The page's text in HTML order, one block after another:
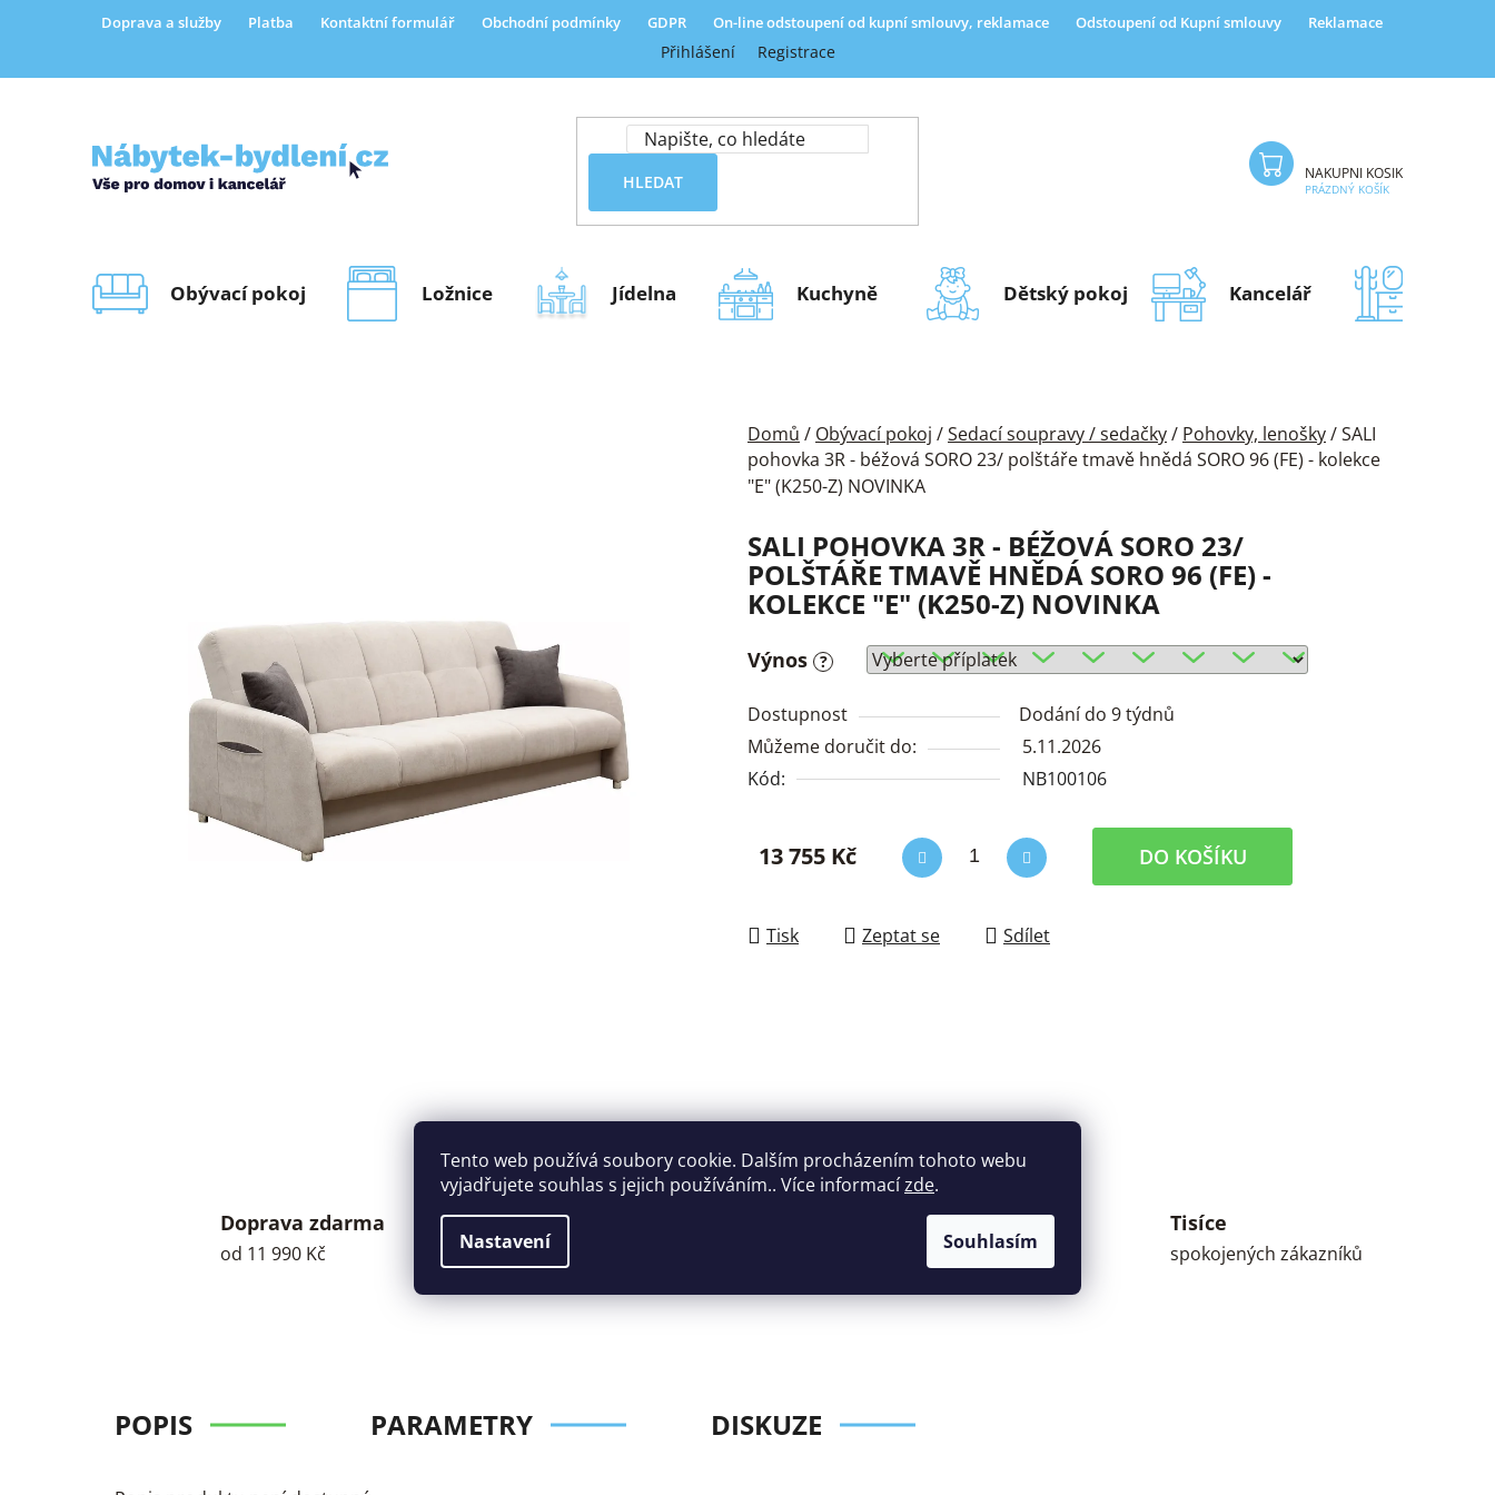
Tento web používá soubory cookie. Dalším procházením tohoto webu
vyjadřujete souhlas s jejich používáním.. Více informacízde.
Nastavení Souhlasím
Doprava a služby Platba Kontaktní formulář Obchodní podmínky GDPR On-line odstoupení od kupní smlouvy, reklamace Odstoupení od Kupní smlouvy Reklamace
Přihlášení Registrace
HLEDAT NÁKUPNÍ KOŠÍK
PRÁZDNÝ KOŠÍK
Obývací pokoj Ložnice Jídelna Kuchyně Dětský pokoj Kancelář
Domů / Obývací pokoj /Sedací soupravy / sedačky/ Pohovky, lenošky/SALI
pohovka 3R - béžová SORO 23/ polštáře tmavě hnědá SORO 96 (FE) - kolekce
"E" (K250-Z) NOVINKA
SALI POHOVKA 3R - BÉŽOVÁ SORO 23/
POLŠTÁŘE TMAVĚ HNĚDÁ SORO 96 (FE) -
KOLEKCE "E" (K250-Z) NOVINKA
Výnos ?
Dostupnost
Dodání do 9 týdnů
Můžeme doručit do:
5.11.2026
Kód:
NB100106
13 755 Kč DO KOŠÍKU
Tisk Zeptat se Sdílet
Doprava zdarma
od 11 990 Kč
Perfektní
zákaznická podpora
nábytku za rozumné
Tisíce
spokojených zákazníků
POPIS PARAMETRY DISKUZE